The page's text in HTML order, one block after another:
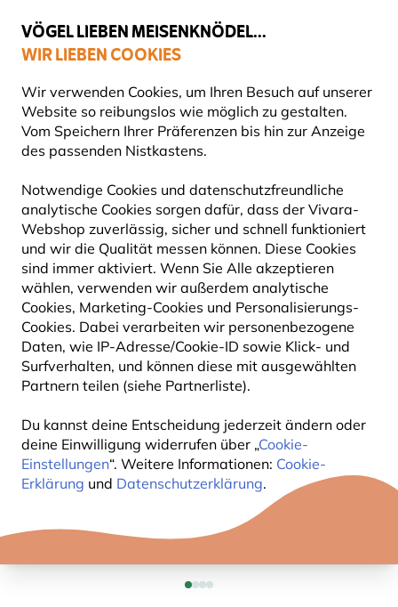
VÖGEL LIEBEN MEISENKNÖDEL...
WIR LIEBEN COOKIES
Wir verwenden Cookies, um Ihren Besuch auf unserer
Website so reibungslos wie möglich zu gestalten.
Vom Speichern Ihrer Präferenzen bis hin zur Anzeige
des passenden Nistkastens.
Notwendige Cookies und datenschutzfreundliche
analytische Cookies sorgen dafür, dass der Vivara-
Webshop zuverlässig, sicher und schnell funktioniert
und wir die Qualität messen können. Diese Cookies
sind immer aktiviert. Wenn Sie Alle akzeptieren
wählen, verwenden wir außerdem analytische
Cookies, Marketing-Cookies und Personalisierungs-
Cookies. Dabei verarbeiten wir personenbezogene
Daten, wie IP-Adresse/Cookie-ID sowie Klick- und
Surfverhalten, und können diese mit ausgewählten
Partnern teilen (siehe Partnerliste).
Du kannst deine Entscheidung jederzeit ändern oder
deine Einwilligung widerrufen über „Cookie-
Einstellungen“. Weitere Informationen: Cookie-
Erklärung und Datenschutzerklärung.
Top-bewertet in 11 Ländern
Gratis Versand ab 65 €
Geschenke Produkte von Myrte